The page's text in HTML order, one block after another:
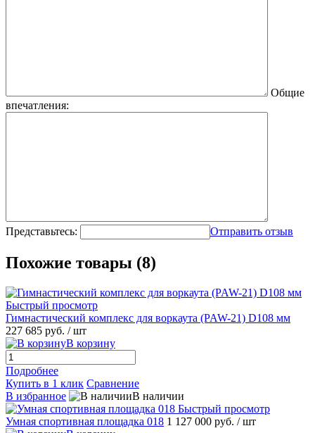
Общие
впечатления:
Представьтесь: Отправить отзыв
Похожие товары (8)
Быстрый просмотр
Гимнастический комплекс для воркаута (PAW-21) D108 мм
227 685 руб. / шт
В корзину
Подробнее
Купить в 1 клик Сравнение
В избранное
В наличии
Быстрый просмотр
Умная спортивная площадка 018 1 127 000 руб. / шт